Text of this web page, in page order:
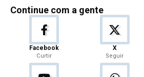
Continue com a gente
Facebook
Curtir
X
Seguir